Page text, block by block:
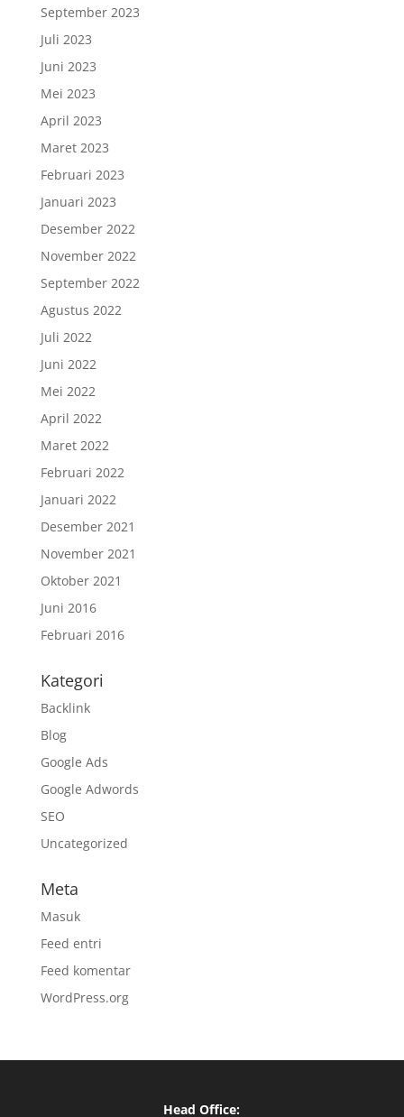
September 2023
Juli 2023
Juni 2023
Mei 2023
April 2023
Maret 2023
Februari 2023
Januari 2023
Desember 2022
November 2022
September 2022
Agustus 2022
Juli 2022
Juni 2022
Mei 2022
April 2022
Maret 2022
Februari 2022
Januari 2022
Desember 2021
November 2021
Oktober 2021
Juni 2016
Februari 2016
Kategori
Backlink
Blog
Google Ads
Google Adwords
SEO
Uncategorized
Meta
Masuk
Feed entri
Feed komentar
WordPress.org
Head Office: